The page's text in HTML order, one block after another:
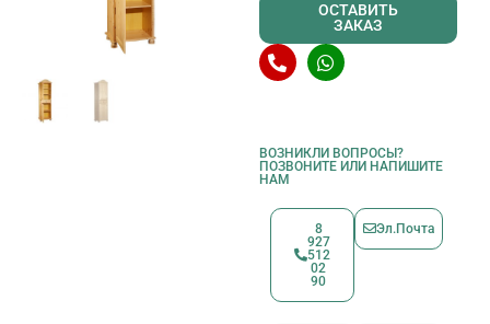
ОСТАВИТЬ
ЗАКАЗ
ВОЗНИКЛИ ВОПРОСЫ?
ПОЗВОНИТЕ ИЛИ НАПИШИТЕ
НАМ
8
927
512
02
90
Эл.Почта